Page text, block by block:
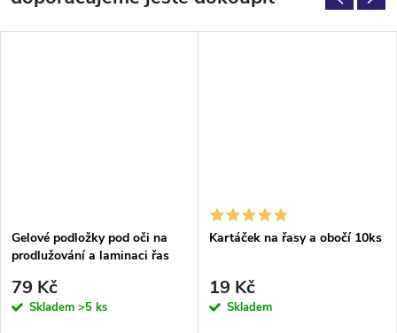
Gelové podložky pod oči na
prodlužování a laminaci řas
79 Kč
Skladem >5 ks
Kartáček na řasy a obočí 10ks
19 Kč
Skladem